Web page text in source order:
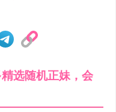
选随机正妹，会